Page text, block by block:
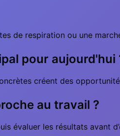
de respiration ou une
pour aujourd'hui
créent des
au travail ?
évaluer les résultats avant